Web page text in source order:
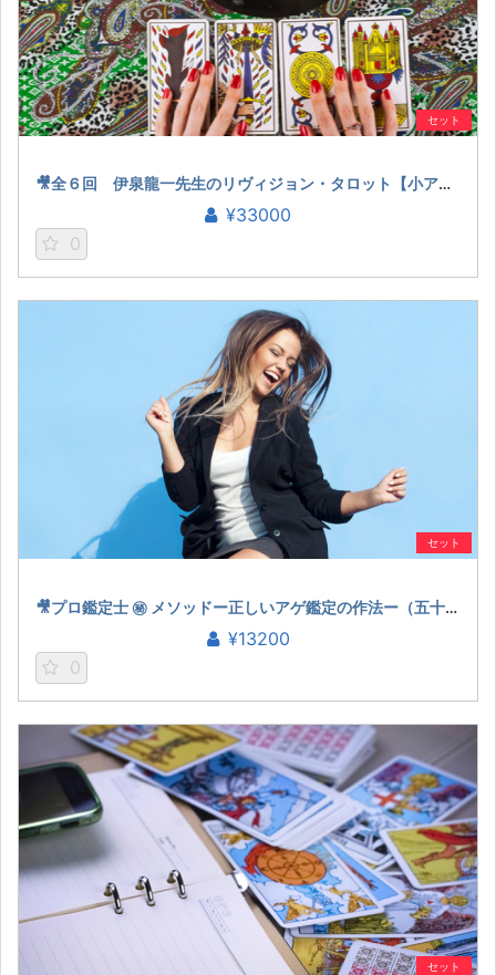
セット
🎥全６回 伊泉龍一先生のリヴィジョン・タロット【小アルカナ編】
¥33000
0
セット
🎥プロ鑑定士 ㊙︎ メソッドー正しいアゲ鑑定の作法ー（五十六謀星もっちぃ）
¥13200
0
セット